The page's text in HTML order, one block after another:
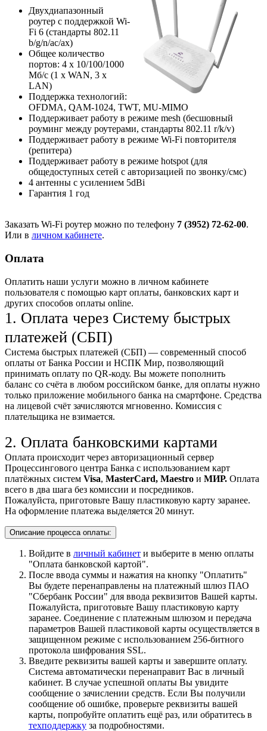
Двухдиапазонный
роутер с поддержкой Wi-
Fi 6 (стандарты 802.11
b/g/n/ac/ax)
Общее количество
портов: 4 х 10/100/1000
Мб/с (1 x WAN, 3 x
LAN)
Поддержка технологий:
OFDMA, QAM-1024, TWT, MU-MIMO
Поддерживает работу в режиме mesh (бесшовный
роуминг между роутерами, стандарты 802.11 r/k/v)
Поддерживает работу в режиме Wi-Fi повторителя
(репитера)
Поддерживает работу в режиме hotspot (для
общедоступных сетей с авторизацией по звонку/смс)
4 антенны с усилением 5dBi
Гарантия 1 год
Заказать Wi-Fi роутер можно по телефону 7 (3952) 72-62-00.
Или в личном кабинете.
Оплата
Оплатить наши услуги можно в личном кабинете
пользователя с помощью карт оплаты, банковских карт и
других способов оплаты online.
1. Оплата через Систему быстрых
платежей (СБП)
Система быстрых платежей (СБП) — современный способ
оплаты от Банка России и НСПК Мир, позволяющий
принимать оплату по QR-коду. Вы можете пополнить
баланс со счёта в любом российском банке, для оплаты нужно
только приложение мобильного банка на смартфоне. Средства
на лицевой счёт зачисляются мгновенно. Комиссия с
плательщика не взимается.
2. Оплата банковскими картами
Оплата происходит через авторизационный сервер
Процессингового центра Банка с использованием карт
платёжных систем Visa, MasterCard, Maestro и МИР. Оплата
всего в два шага без комиссии и посредников.
Пожалуйста, приготовьте Вашу пластиковую карту заранее.
На оформление платежа выделяется 20 минут.
Описание процесса оплаты:
Войдите в личный кабинет и выберите в меню оплаты
"Оплата банковской картой".
После ввода суммы и нажатия на кнопку "Оплатить"
Вы будете перенаправлены на платежный шлюз ПАО
"Сбербанк России" для ввода реквизитов Вашей карты.
Пожалуйста, приготовьте Вашу пластиковую карту
заранее. Соединение с платежным шлюзом и передача
параметров Вашей пластиковой карты осуществляется в
защищенном режиме с использованием 256-битного
протокола шифрования SSL.
Введите реквизиты вашей карты и завершите оплату.
Система автоматически перенаправит Вас в личный
кабинет. В случае успешной оплаты Вы увидите
сообщение о зачислении средств. Если Вы получили
сообщение об ошибке, проверьте реквизиты вашей
карты, попробуйте оплатить ещё раз, или обратитесь в
техподдержку за подробностями.